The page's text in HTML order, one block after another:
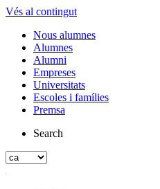
Vés al contingut
Nous alumnes
Alumnes
Alumni
Empreses
Universitats
Escoles i famílies
Premsa
Search